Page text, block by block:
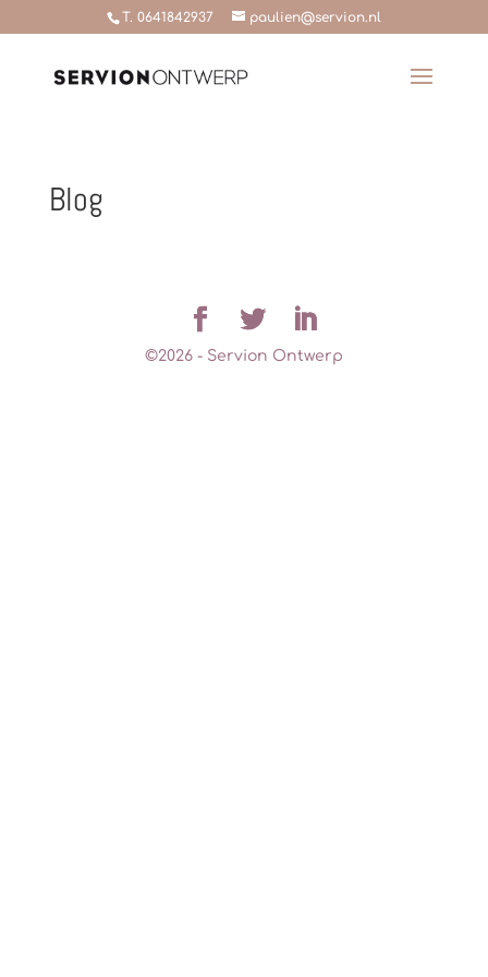
T. 0641842937 paulien@servion.nl
Blog
©2026- Servion Ontwerp